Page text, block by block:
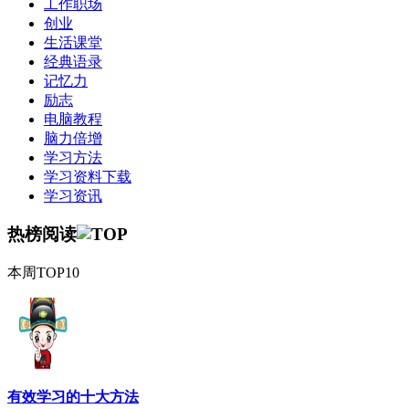
工作职场
创业
生活课堂
经典语录
记忆力
励志
电脑教程
脑力倍增
学习方法
学习资料下载
学习资讯
热榜阅读
本周TOP10
有效学习的十大方法